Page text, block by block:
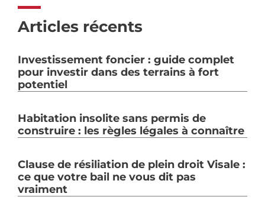
Articles récents
Investissement foncier : guide complet
pour investir dans des terrains à fort
potentiel
Habitation insolite sans permis de
construire : les règles légales à connaître
Clause de résiliation de plein droit Visale :
ce que votre bail ne vous dit pas
vraiment